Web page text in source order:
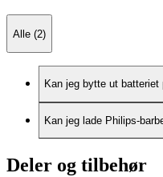
Alle (2)
Kan jeg bytte ut
Kan jeg lade Philips-
Deler og tilbehør